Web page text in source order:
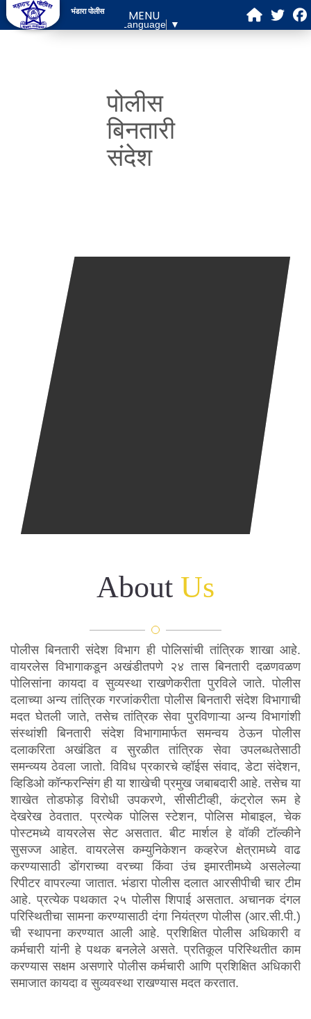
भंडारा पोलीस MENU
Select Language ▼
भंडारा पोलीस नकाशा
उपक्रम
उत्कृष्ट कामगिरी
नॅशनल सायबर क्राईम रिपोर्टिंग
घ्या
चक्षु - संशयित फसवणूक आणि
अवांछित व्यावसायिक संप्रेषणाची
तक्रार करा
तुमच्या नावावरील मोबाईल कनेक्शन
जाणून घ्या
हरवलेला / चोरलेला मोबाईल ब्लॉक
करण्याची विनंती
नागरिकांकरिता
पोलीस भरती प्रक्रिया
पोलीस
बिनतारी
संदेश
About Us
पोलीस बिनतारी संदेश विभाग ही पोलिसांची तांत्रिक शाखा आहे.
वायरलेस विभागाकडून अखंडीतपणे २४ तास बिनतारी दळणवळण
पोलिसांना कायदा व सुव्यस्था राखणेकरीता पुरविले जाते. पोलीस
दलाच्या अन्य तांत्रिक गरजांकरीता पोलीस बिनतारी संदेश विभागाची
मदत घेतली जाते, तसेच तांत्रिक सेवा पुरविणाऱ्या अन्य विभागांशी
संस्थांशी बिनतारी संदेश विभागामार्फत समन्वय ठेऊन पोलीस
दलाकरिता अखंडित व सुरळीत तांत्रिक सेवा उपलब्धतेसाठी
समन्व्यय ठेवला जातो. विविध प्रकारचे व्हॉईस संवाद, डेटा संदेशन,
व्हिडिओ कॉन्फरन्सिंग ही या शाखेची प्रमुख जबाबदारी आहे. तसेच या
शाखेत तोडफोड़ विरोधी उपकरणे, सीसीटीव्ही, कंट्रोल रूम हे
देखरेख ठेवतात. प्रत्येक पोलिस स्टेशन, पोलिस मोबाइल, चेक
पोस्टमध्ये वायरलेस सेट असतात. बीट मार्शल हे वॉकी टॉल्कीने
सुसज्ज आहेत. वायरलेस कम्युनिकेशन कव्हरेज क्षेत्रामध्ये वाढ
करण्यासाठी डोंगराच्या वरच्या किंवा उंच इमारतीमध्ये असलेल्या
रिपीटर वापरल्या जातात. भंडारा पोलीस दलात आरसीपीची चार टीम
आहे. प्रत्येक पथकात २५ पोलीस शिपाई असतात. अचानक दंगल
परिस्थितीचा सामना करण्यासाठी दंगा नियंत्रण पोलीस (आर.सी.पी.)
ची स्थापना करण्यात आली आहे. प्रशिक्षित पोलीस अधिकारी व
कर्मचारी यांनी हे पथक बनलेले असते. प्रतिकूल परिस्थितीत काम
करण्यास सक्षम असणारे पोलीस कर्मचारी आणि प्रशिक्षित अधिकारी
समाजात कायदा व सुव्यवस्था राखण्यास मदत करतात.